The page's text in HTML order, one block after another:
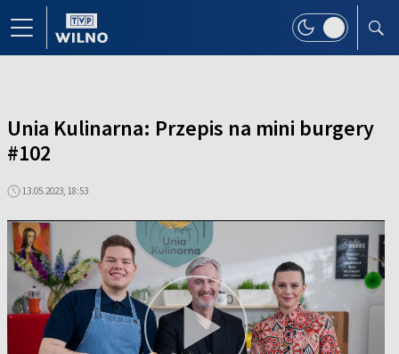
Unia Kulinarna: Przepis na mini burgery
#102
13.05.2023, 18:53